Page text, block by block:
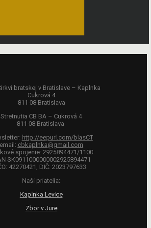
bratskej v Bratislave – Kaplnka
Cukrová 4
811 08 Bratislava
Stretnutia CB BA – Cukrová 4
811 08 Bratislava
http://eepurl.com/blasCT
email: cbkaplnka@gmail.com
spojenie: 2925894471/1100
SK0911000000002925894471
42270421, DIČ: 2023797633
Naši priatelia:
Kaplnka Levice
Zbor v Jure